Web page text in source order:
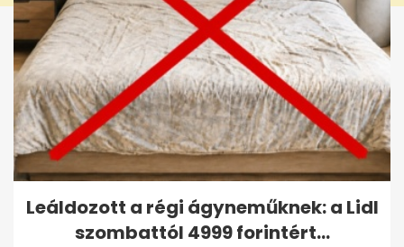
Leáldozott a régi ágyneműknek: a Lidl
szombattól 4999 forintért...